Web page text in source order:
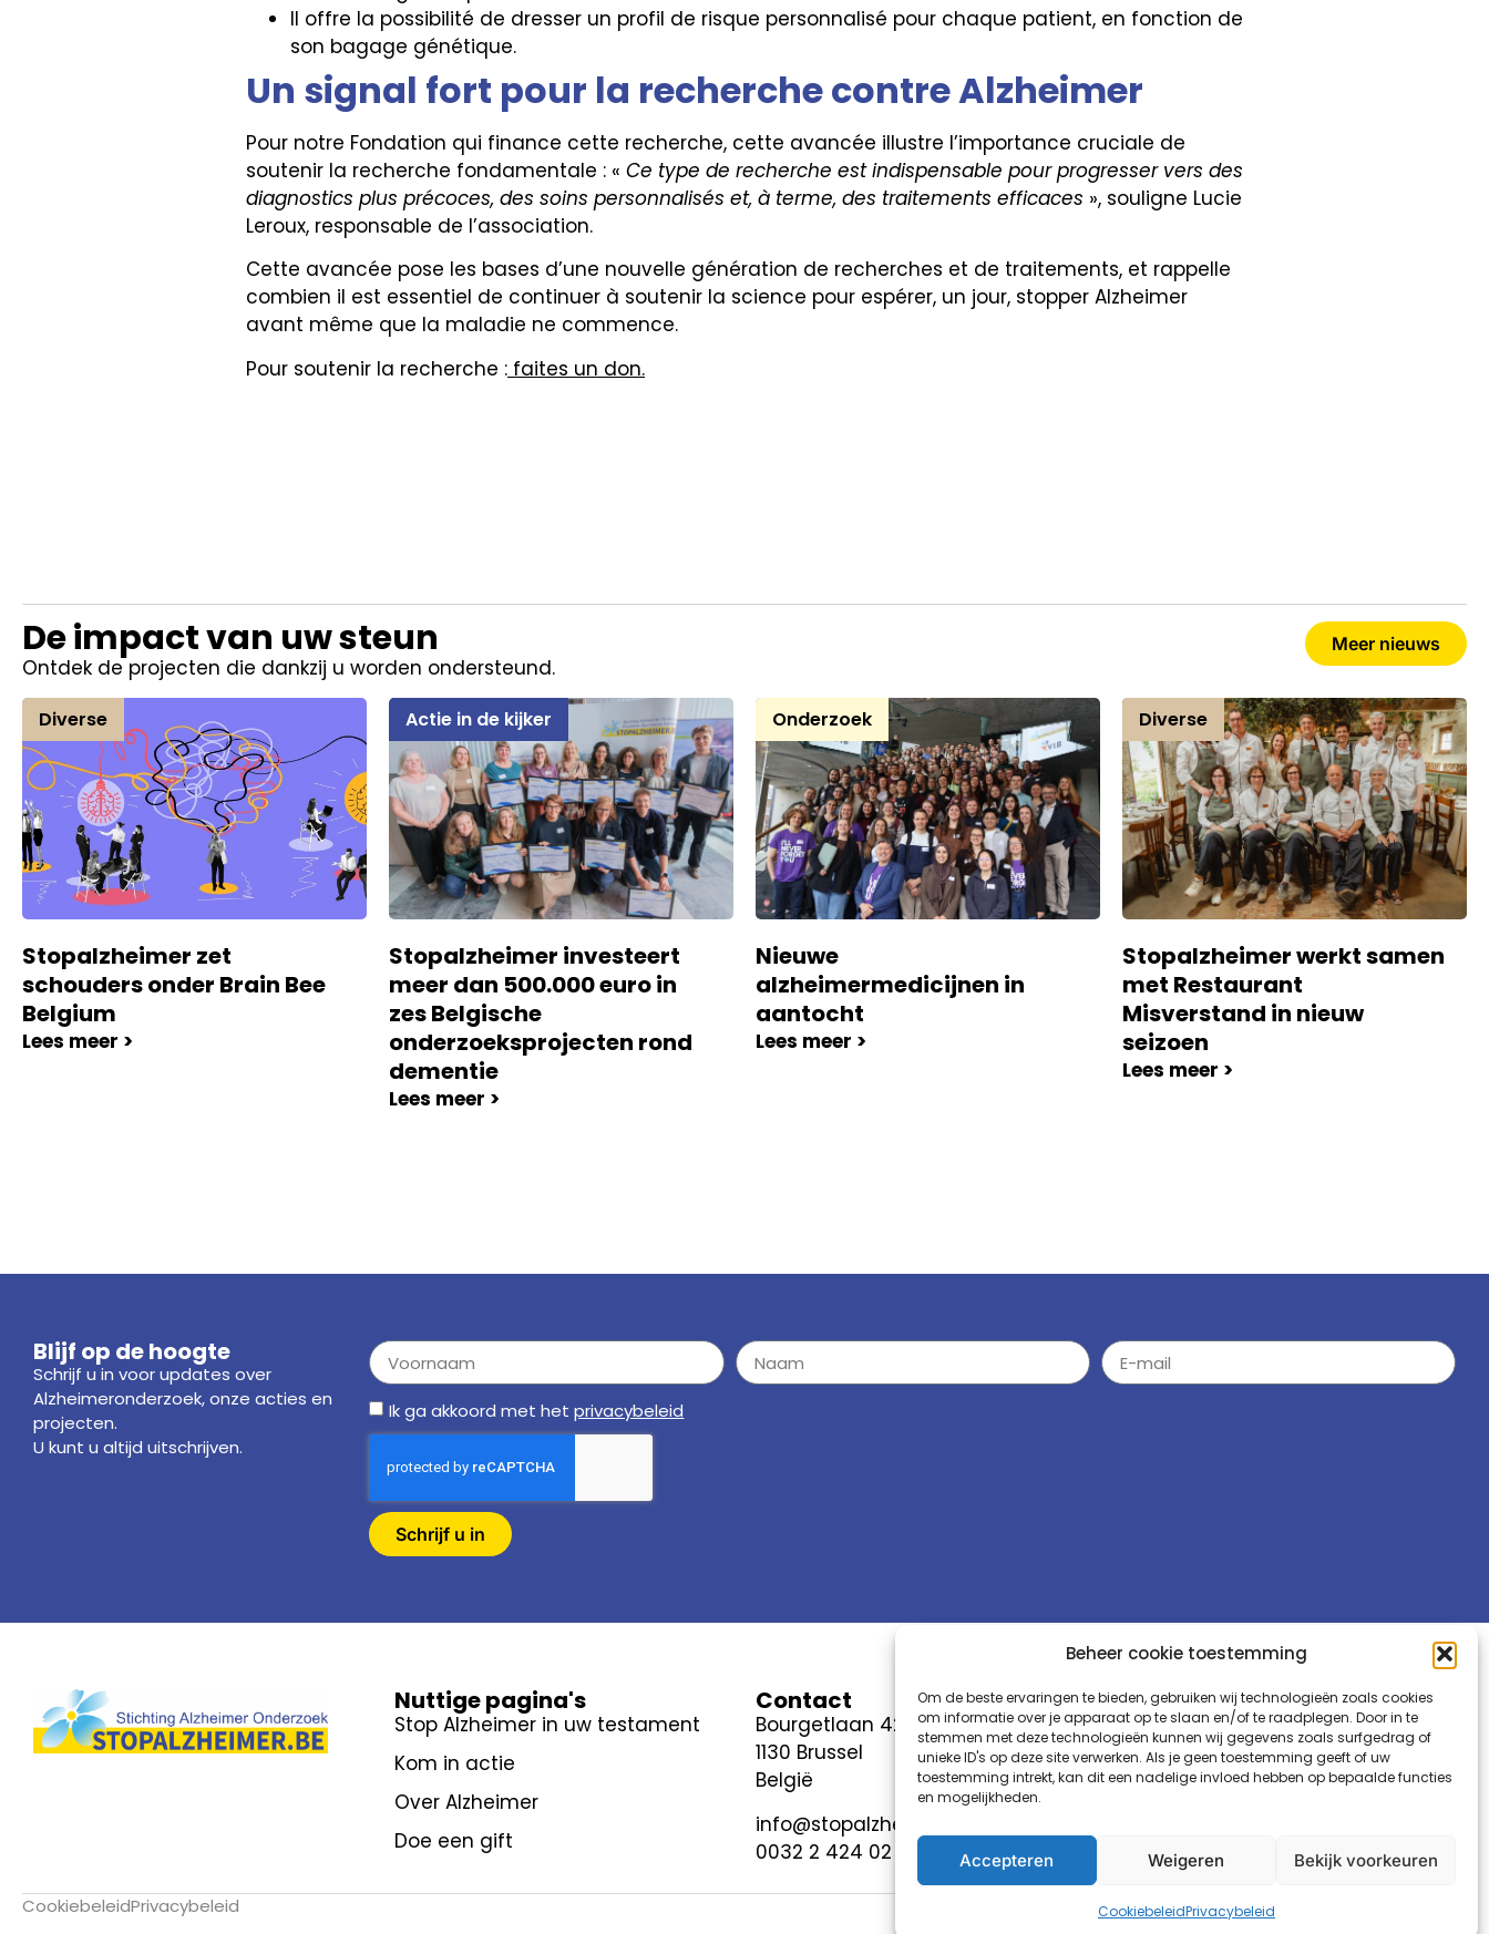
Beheer cookie toestemming
Om de beste ervaringen te bieden, gebruiken wij technologieën zoals cookies
om informatie over je apparaat op te slaan en/of te raadplegen. Door in te
stemmen met deze technologieën kunnen wij gegevens zoals surfgedrag of
unieke ID's op deze site verwerken. Als je geen toestemming geeft of uw
toestemming intrekt, kan dit een nadelige invloed hebben op bepaalde functies
en mogelijkheden.
Accepteren Weigeren Bekijk voorkeuren
CookiebeleidPrivacybeleid
Il offre la possibilité de dresser un profil de risque personnalisé pour chaque patient, en fonction de
son bagage génétique.
Un signal fort pour la recherche contre Alzheimer
Pour notre Fondation qui finance cette recherche, cette avancée illustre l’importance cruciale de
soutenir la recherche fondamentale : « Ce type de recherche est indispensable pour progresser vers des
diagnostics plus précoces, des soins personnalisés et, à terme, des traitements efficaces », souligne Lucie
Leroux, responsable de l’association.
Cette avancée pose les bases d’une nouvelle génération de recherches et de traitements, et rappelle
combien il est essentiel de continuer à soutenir la science pour espérer, un jour, stopper Alzheimer
avant même que la maladie ne commence.
Pour soutenir la recherche : faites un don.
De impact van uw steun
Ontdek de projecten die dankzij u worden ondersteund.
Meer nieuws
Diverse
Stopalzheimer zet
schouders onder Brain Bee
Belgium
Lees meer >
Actie in de kijker
Stopalzheimer investeert
meer dan 500.000 euro in
zes Belgische
onderzoeksprojecten rond
dementie
Lees meer >
Onderzoek
Nieuwe
alzheimermedicijnen in
aantocht
Lees meer >
Diverse
Stopalzheimer werkt samen
met Restaurant
Misverstand in nieuw
seizoen
Lees meer >
Blijf op de hoogte
Schrijf u in voor updates over
Alzheimeronderzoek, onze acties en
projecten.
U kunt u altijd uitschrijven.
Ik ga akkoord met hetprivacybeleid
Schrijf u in
Nuttige pagina's
Stop Alzheimer in uw testament
Kom in actie
Over Alzheimer
Doe een gift
Contact
Bourgetlaan 42 bus 6
1130 Brussel
België
info@stopalzheimer.be
0032 2 424 02 04
Blijf op de hoogte
CookiebeleidPrivacybeleid